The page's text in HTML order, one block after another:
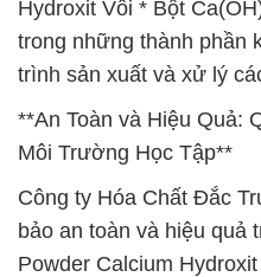
Hydroxit Vôi * Bột
trong những thành phần
trình sản xuất và xử lý
**An Toàn và Hiệu Quả:
Môi Trường Học Tập**
Công ty Hóa Chất Đắc
bảo an toàn và hiệu quả
Powder Calcium